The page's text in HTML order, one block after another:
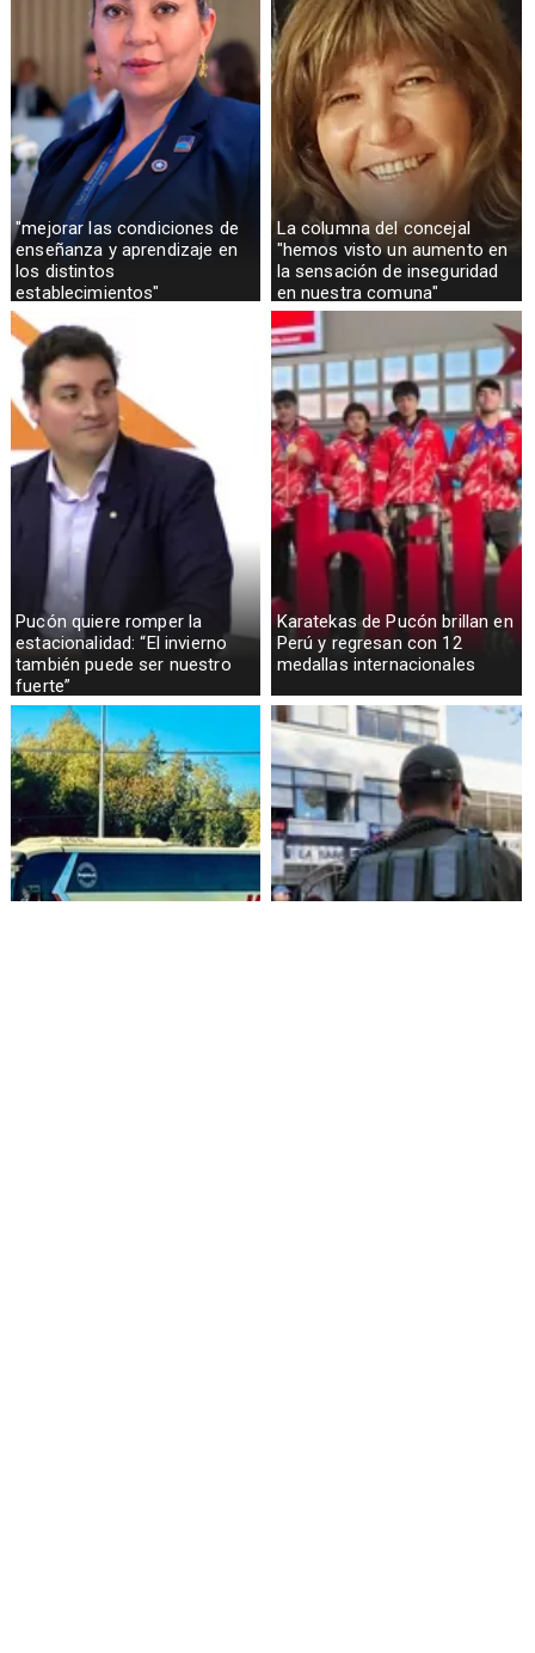
"mejorar las condiciones de
enseñanza y aprendizaje en
los distintos
establecimientos"
La columna del concejal
"hemos visto un aumento en
la sensación de inseguridad
en nuestra comuna"
Pucón quiere romper la
estacionalidad: “El invierno
también puede ser nuestro
fuerte”
Karatekas de Pucón brillan en
Perú y regresan con 12
medallas internacionales